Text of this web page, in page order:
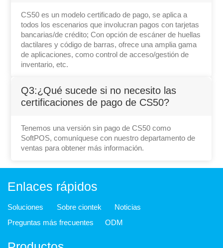
CS50 es un modelo certificado de pago, se aplica a
todos los escenarios que involucran pagos con tarjetas
bancarias/de crédito; Con opción de escáner de huellas
dactilares y código de barras, ofrece una amplia gama
de aplicaciones, como control de acceso/gestión de
inventario, etc.
Q3:¿Qué sucede si no necesito las
certificaciones de pago de CS50?
Tenemos una versión sin pago de CS50 como
SoftPOS, comuníquese con nuestro departamento de
ventas para obtener más información.
Enlaces rápidos
Soluciones Sobre ciontek
Noticias
Preguntas más frecuentes
ODM